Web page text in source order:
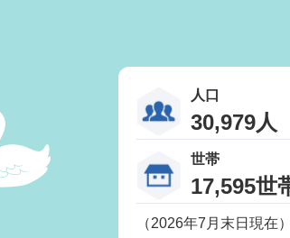
人口
30,979人
世帯
17,595世
（2026年7月末日現在